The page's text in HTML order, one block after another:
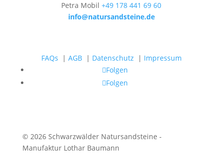
Petra Mobil+49 178 441 69 60
info@natursandsteine.de
FAQs | AGB| Datenschutz | Impressum
Folgen
Folgen
© 2026 Schwarzwälder Natursandsteine -
Manufaktur Lothar Baumann